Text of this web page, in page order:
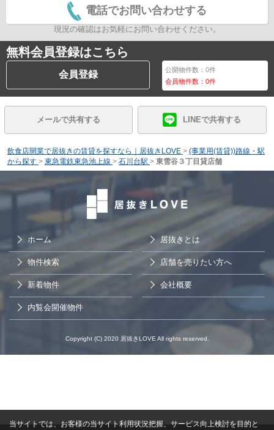
電話でお問い合わせする
現況の確認はお気軽にお問い合わせください。
無料会員登録はこちら
会員登録 公開物件数：0件
会員物件数：0件
メールで共有する LINEで共有する
飲食店開業で居抜きの賃貸を探すなら｜居抜きLOVE > (事業用(賃貸))路線・駅
から探す > 東急電鉄東急池上線 > 石川台駅 > 東雪谷３丁目貸店舗
ホーム 居抜きとは
物件検索 店舗を売りたい方へ
新着物件 会社概要
内覧会開催物件
Copyright (C) 2020 居抜きLOVE All rights reserved.
当サイトでは、お客様の当サイト利用状況把握、サービス向上検討を目的と